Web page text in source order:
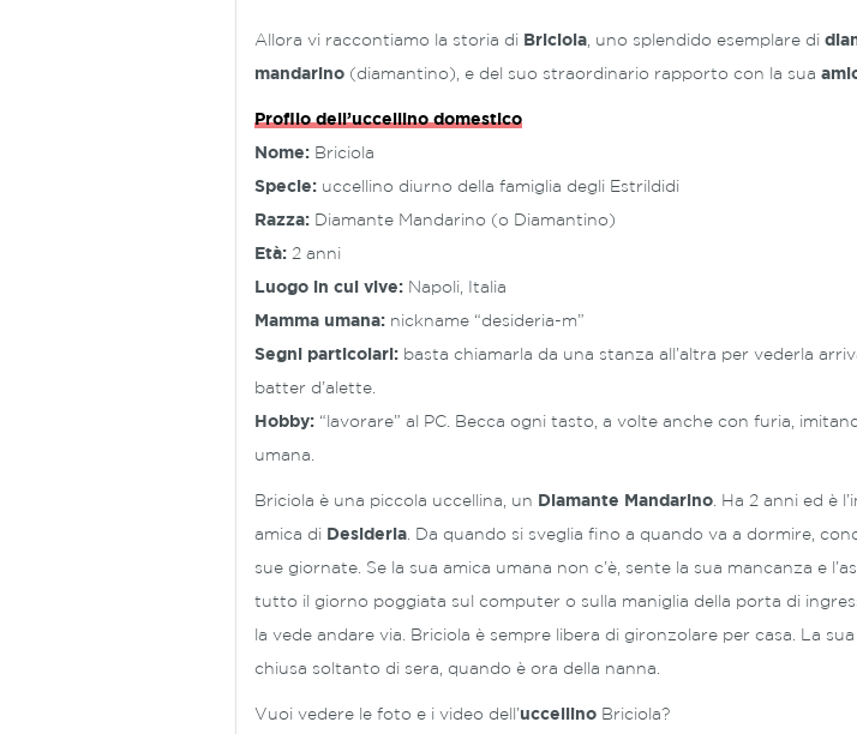
Allora vi raccontiamo la storia di Briciola , uno splendido esemplare di
mandarino (diamantino), e del suo straordinario rapporto con la sua
Profilo dell’uccellino domestico
Nome: Briciola
Specie: uccellino diurno della famiglia degli Estrildidi
Razza: Diamante Mandarino (o Diamantino)
Età: 2 anni
Luogo in cui vive: Napoli, Italia
Mamma umana: nickname “desideria-m”
Segni particolari: basta chiamarla da una stanza all’altra per vederla
batter d’alette.
Hobby: “lavorare” al PC. Becca ogni tasto, a volte anche con furia,
umana.
Briciola è una piccola uccellina, un Diamante Mandarino . Ha 2 anni ed è
amica di Desideria . Da quando si sveglia fino a quando va a dormire,
sue giornate. Se la sua amica umana non c’è, sente la sua mancanza e
tutto il giorno poggiata sul computer o sulla maniglia della porta di
la vede andare via. Briciola è sempre libera di gironzolare per casa. La
chiusa soltanto di sera, quando è ora della nanna.
Vuoi vedere le foto e i video dell’uccellino Briciola?